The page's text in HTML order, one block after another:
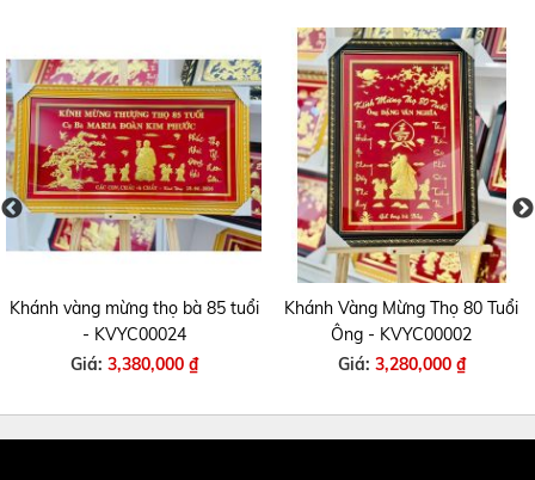
Khánh vàng mừng thọ bà 85 tuổi
- KVYC00024
Giá: 3,380,000 ₫
Khánh Vàng Mừng Thọ 80 Tuổi
Ông - KVYC00002
Giá: 3,280,000 ₫